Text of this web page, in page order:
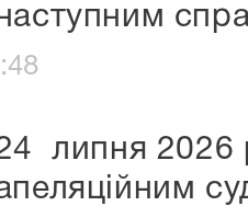
липня 2026